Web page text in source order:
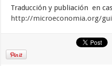
Traducción y publiación en
http://microeconomia.org/